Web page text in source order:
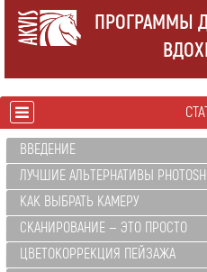
ПРОГРАММЫ
ВВЕДЕНИЕ
ЛУЧШИЕ АЛЬТЕРНАТИВЫ
КАК ВЫБРАТЬ КАМЕРУ
СКАНИРОВАНИЕ — ЭТО ПРОСТО
ЦВЕТОКОРРЕКЦИЯ ПЕЙЗАЖА